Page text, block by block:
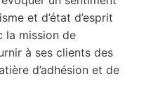
et d’état d’esprit
la mission de
à ses clients des
d’adhésion et de